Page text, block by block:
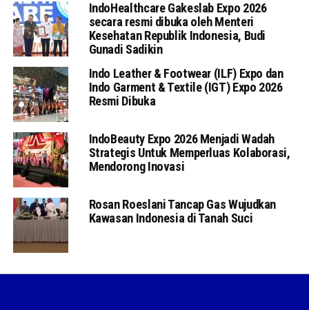
IndoHealthcare Gakeslab Expo 2026
secara resmi dibuka oleh Menteri
Kesehatan Republik Indonesia, Budi
Gunadi Sadikin
Indo Leather & Footwear (ILF) Expo dan
Indo Garment & Textile (IGT) Expo 2026
Resmi Dibuka
IndoBeauty Expo 2026 Menjadi Wadah
Strategis Untuk Memperluas Kolaborasi,
Mendorong Inovasi
Rosan Roeslani Tancap Gas Wujudkan
Kawasan Indonesia di Tanah Suci